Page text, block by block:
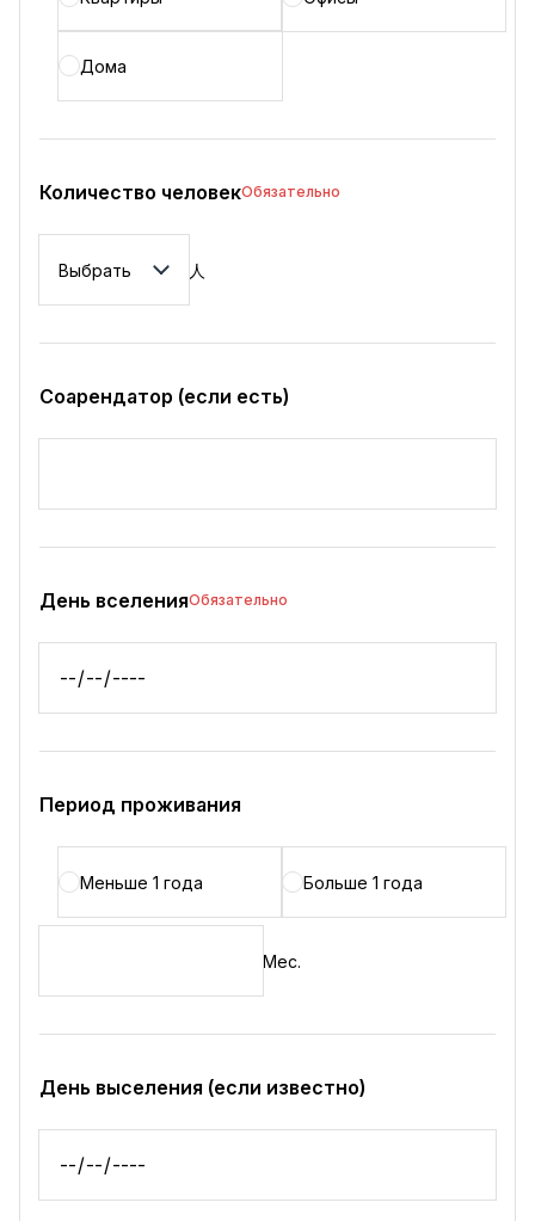
Дома
Количество человекОбязательно
人
Соарендатор (если есть)
День вселенияОбязательно
Период проживания
Меньше 1 года Больше 1 года
Мес.
День выселения (если известно)